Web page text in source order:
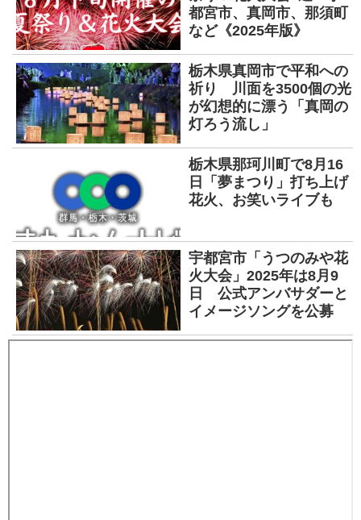
都宮市、真岡市、那須町
など《2025年版》
栃木県真岡市で平和への
祈り 川面を3500個の光
が幻想的に漂う「真岡の
灯ろう流し」
栃木県那珂川町で8月16
日「夢まつり」打ち上げ
花火、お笑いライブも
宇都宮市「うつのみや花
火大会」2025年は8月9
日 公式アンバサダーと
イメージソングを公募